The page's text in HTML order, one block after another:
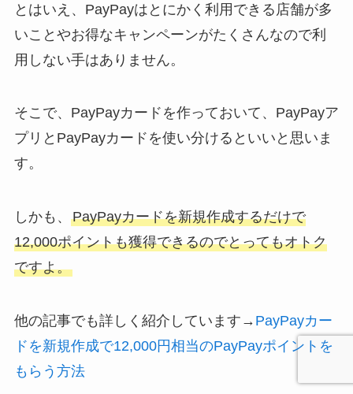
とはいえ、PayPayはとにかく利用できる店舗が多
いことやお得なキャンペーンがたくさんなので利
用しない手はありません。
そこで、PayPayカードを作っておいて、PayPayア
プリとPayPayカードを使い分けるといいと思いま
す。
しかも、 PayPayカードを新規作成するだけで
12,000ポイントも獲得できるのでとってもオトク
ですよ。
他の記事でも詳しく紹介しています→ PayPayカー
ドを新規作成で12,000円相当のPayPayポイントを
もらう方法